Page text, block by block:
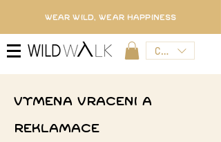
WEAR WILD, WEAR HAPPINESS
CZK (Kč)
VYMENA VRACENI A
REKLAMACE